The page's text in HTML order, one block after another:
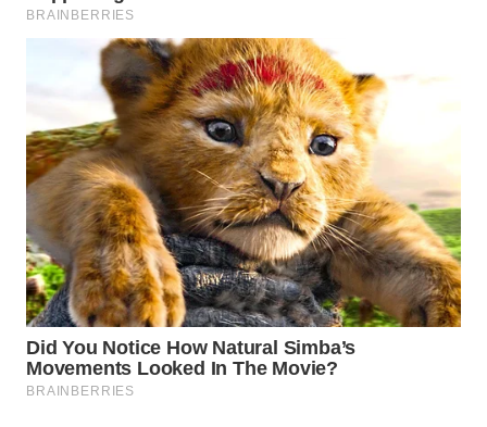
WAHANANEWS
NET
WAHANA
SPORT
WAHANA
UMKM
WAHANA
SELEB
WAHANA
PERSONA